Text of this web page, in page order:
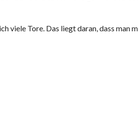
Tore. Das liegt daran, dass man